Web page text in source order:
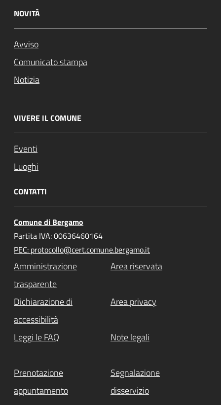
NOVITÀ
Avviso
Comunicato stampa
Notizia
VIVERE IL COMUNE
Eventi
Luoghi
CONTATTI
Comune di Bergamo
Partita IVA: 00636460164
PEC: protocollo@cert.comune.bergamo.it
Amministrazione
trasparente
Area riservata
Dichiarazione di
accessibilità
Area privacy
Leggi le FAQ Note legali
Prenotazione
appuntamento
Segnalazione
disservizio